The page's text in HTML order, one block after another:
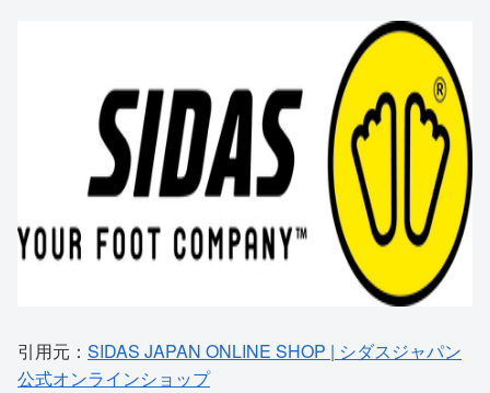
引用元： SIDAS JAPAN ONLINE SHOP | シダスジャパン
公式オンラインショップ